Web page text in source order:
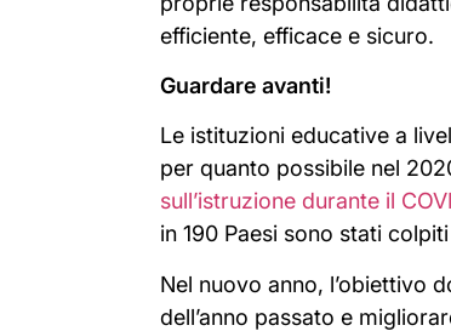
efficiente, efficace e sicuro.
Guardare avanti!
Le istituzioni educative a
per quanto possibile nel
sull’istruzione durante il
in 190 Paesi sono stati
Nel nuovo anno, l’obiettivo
dell’anno passato e